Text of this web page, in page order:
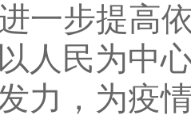
一步提高
人民为中
力，为疫